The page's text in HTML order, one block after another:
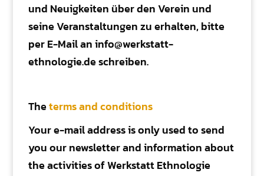
und Neuigkeiten über den Verein und
seine Veranstaltungen zu erhalten, bitte
per E-Mail an info@werkstatt-
ethnologie.de schreiben.
Theterms and conditions
Your e-mail address is only used to send
you our newsletter and information about
the activities of Werkstatt Ethnologie